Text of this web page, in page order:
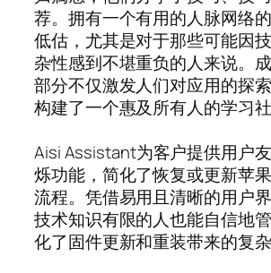
荐。拥有一个有用的人脉网络
低估，尤其是对于那些可能因
杂性感到不堪重负的人来说。
部分不仅激发人们对应用的探
构建了一个惠及所有人的学习社
Aisi Assistant为客户提供用户
烁功能，简化了恢复或更新苹
流程。凭借易用且清晰的用户
技术知识有限的人也能自信地
化了固件更新和重装带来的复杂